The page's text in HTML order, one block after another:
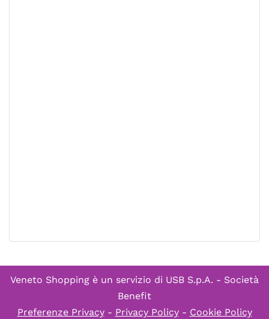
Veneto Shopping è un servizio di USB S.p.A. - Società
Benefit
Preferenze Privacy- Privacy Policy- Cookie Policy